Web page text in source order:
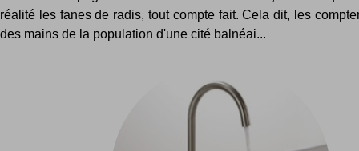
réalité les fanes de radis, tout compte fait. Cela dit, les
des mains de la population d'une cité balnéai...